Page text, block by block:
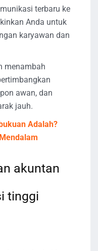
terbaru ke
Anda untuk
karyawan dan
menambah
awan, dan
jauh.
Adalah?
akuntan
tinggi